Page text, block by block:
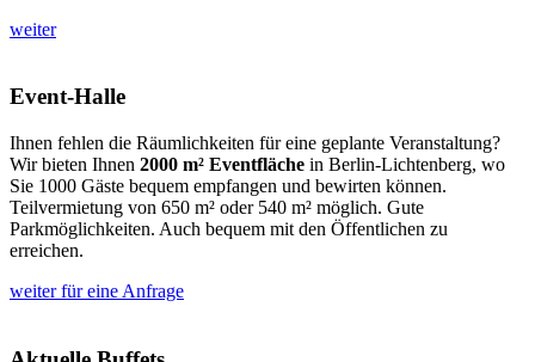
weiter
Event-Halle
Ihnen fehlen die Räumlichkeiten für eine geplante Veranstaltung?
Wir bieten Ihnen 2000 m² Eventfläche in Berlin-Lichtenberg, wo
Sie 1000 Gäste bequem empfangen und bewirten können.
Teilvermietung von 650 m² oder 540 m² möglich. Gute
Parkmöglichkeiten. Auch bequem mit den Öffentlichen zu
erreichen.
weiter für eine Anfrage